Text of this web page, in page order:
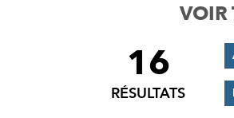
VOIR
FILTRER
RÉSULTATS
16
RÉSULTATS